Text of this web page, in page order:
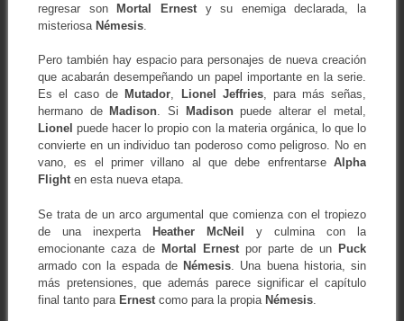
regresar sonMortal Ernesty su enemiga declarada, la
misteriosa Némesis.
Pero también hay espacio para personajes de nueva creación
que acabarán desempeñando un papel importante en la serie.
Es el caso de Mutador, Lionel Jeffries, para más señas,
hermano de Madison. Si Madisonpuede alterar el metal,
Lionel puede hacer lo propio con la materia orgánica, lo que lo
convierte en un individuo tan poderoso como peligroso. No en
vano, es el primer villano al que debe enfrentarseAlpha
Flighten esta nueva etapa.
Se trata de un arco argumental que comienza con el tropiezo
de una inexperta Heather McNeil y culmina con la
emocionante caza de Mortal Ernest por parte de unPuck
armado con la espada deNémesis . Una buena historia, sin
más pretensiones, que además parece significar el capítulo
final tanto para Ernestcomo para la propia Némesis.